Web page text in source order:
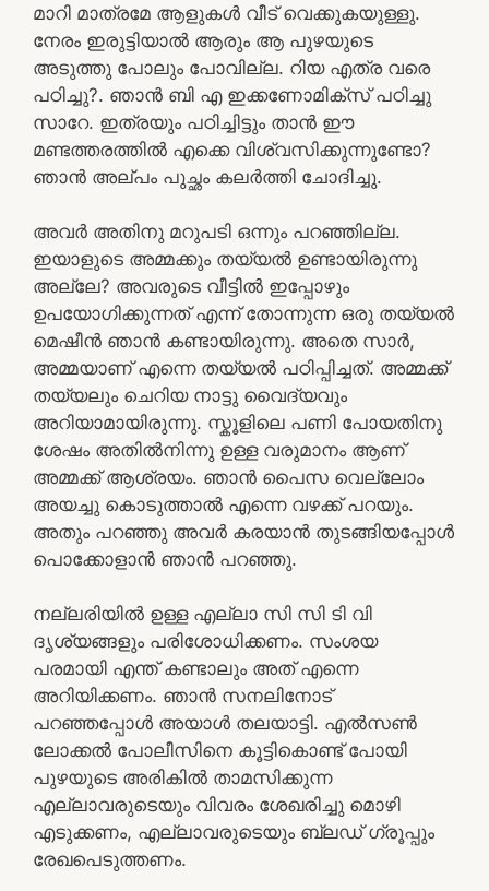
മാറി മാത്രമേ ആളുകൾ വീട് വെക്കുകയുള്ളു.
നേരം ഇരുട്ടിയാൽ ആരും ആ പുഴയുടെ
അടുത്തു പോലും പോവില്ല. റിയ എത്ര വരെ
പഠിച്ചു?. ഞാൻ ബി എ ഇക്കണോമിക്സ് പഠിച്ചു
സാറേ. ഇത്രയും പഠിച്ചിട്ടും താൻ ഈ
മണ്ടത്തരത്തിൽ എക്കെ വിശ്വസിക്കുന്നുണ്ടോ?
ഞാൻ അല്പം പുച്ഛം കലർത്തി ചോദിച്ചു.
അവർ അതിനു മറുപടി ഒന്നും പറഞ്ഞില്ല.
ഇയാളുടെ അമ്മക്കും തയ്യൽ ഉണ്ടായിരുന്നു
അല്ലേ? അവരുടെ വീട്ടിൽ ഇപ്പോഴും
ഉപയോഗിക്കുന്നത് എന്ന് തോന്നുന്ന ഒരു തയ്യൽ
മെഷീൻ ഞാൻ കണ്ടായിരുന്നു. അതെ സാർ,
അമ്മയാണ് എന്നെ തയ്യൽ പഠിപ്പിച്ചത്. അമ്മക്ക്
തയ്യലും ചെറിയ നാട്ടു വൈദ്യവും
അറിയാമായിരുന്നു. സ്കൂളിലെ പണി പോയതിനു
ശേഷം അതിൽനിന്നു ഉള്ള വരുമാനം ആണ്
അമ്മക്ക് ആശ്രയം. ഞാൻ പൈസ വെല്ലോം
അയച്ചു കൊടുത്താൽ എന്നെ വഴക്ക് പറയും.
അതും പറഞ്ഞു അവർ കരയാൻ തുടങ്ങിയപ്പോൾ
പൊക്കോളാൻ ഞാൻ പറഞ്ഞു.
നല്ലരിയിൽ ഉള്ള എല്ലാ സി സി ടി വി
ദൃശ്യങ്ങളും പരിശോധിക്കണം. സംശയ
പരമായി എന്ത് കണ്ടാലും അത് എന്നെ
അറിയിക്കണം. ഞാൻ സനലിനോട്
പറഞ്ഞപ്പോൾ അയാൾ തലയാട്ടി. എൽസൺ
ലോക്കൽ പോലീസിനെ കൂട്ടികൊണ്ട് പോയി
പുഴയുടെ അരികിൽ താമസിക്കുന്ന
എല്ലാവരുടെയും വിവരം ശേഖരിച്ചു മൊഴി
എടുക്കണം, എല്ലാവരുടെയും ബ്ലഡ്‌ ഗ്രൂപ്പും
രേഖപെടുത്തണം.